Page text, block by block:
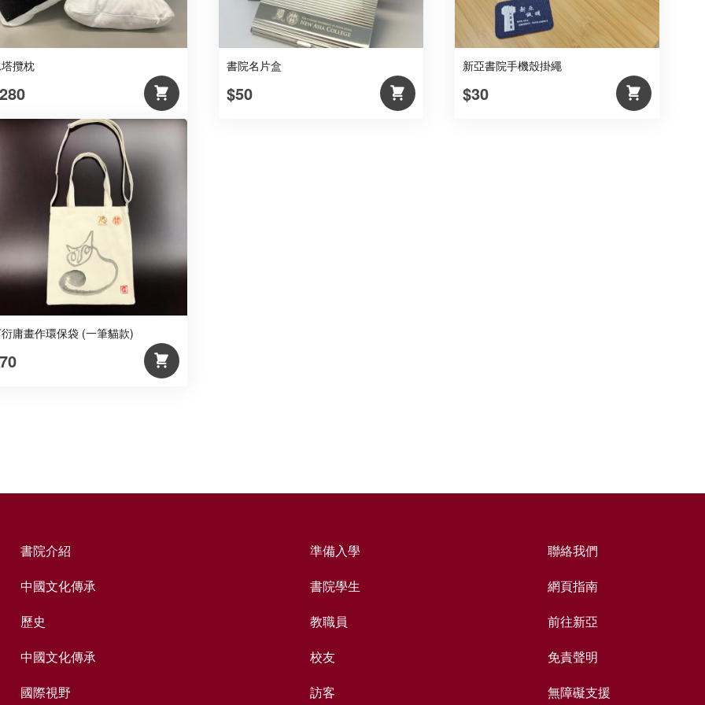
攬枕 書院名片盒
$50
新亞書院手機殼掛繩
$30
庸畫作環保袋 (一筆貓款)
書院介紹
中國文化傳承
歷史
中國文化傳承
國際視野
準備入學
書院學生
教職員
校友
訪客
聯絡我們
網頁指南
前往新亞
免責聲明
無障礙支援